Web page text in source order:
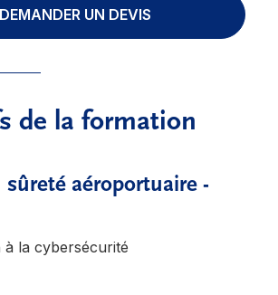
de la formation
sûreté aéroportuaire -
à la cybersécurité
DEMANDER UN DEVIS